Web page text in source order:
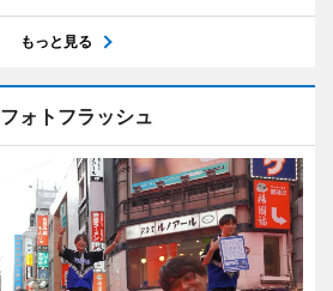
もっと見る
フォトフラッシュ